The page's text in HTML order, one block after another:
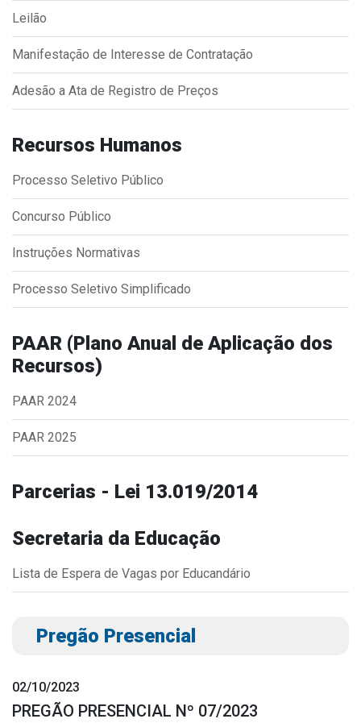
Diário Oficial (Até 30/04)
Seletivo Simplificado
Instruções Normativas
Dispensas e Inexigibilidades
Chamamentos Públicos
Leis, Decretos e Portarias
Transparência
Portal da Transparência
Outros
Downloads
Contato
Leilão
Manifestação de Interesse de Contratação
Adesão a Ata de Registro de Preços
Recursos Humanos
Processo Seletivo Público
Concurso Público
Instruções Normativas
Processo Seletivo Simplificado
PAAR (Plano Anual de Aplicação dos
Recursos)
PAAR 2024
PAAR 2025
Parcerias - Lei 13.019/2014
Secretaria da Educação
Lista de Espera de Vagas por Educandário
Pregão Presencial
02/10/2023
PREGÃO PRESENCIAL Nº 07/2023